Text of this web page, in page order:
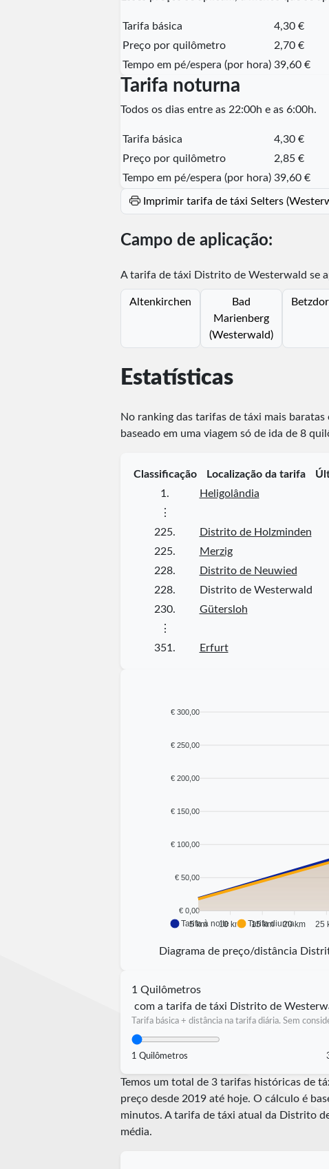
Tarifa básica
4,30 €
Preço por quilômetro
2,70 €
Tempo em pé/espera (por hora) 39,60 €
Tarifa noturna
Todos os dias entre as 22:00h e as 6:00h.
Tarifa básica
4,30 €
Preço por quilômetro
2,85 €
Tempo em pé/espera (por hora) 39,60 €
Imprimir tarifa de táxi Selters
Campo de aplicação:
A tarifa de táxi Distrito de Westerwald se
Altenkirchen
Bad
Marienberg
(Westerwald)
Estatísticas
No ranking das tarifas de táxi mais
baseado em uma viagem só de ida de 8
Classificação Localização da tarifa
1.
Heligolândia
⋮
225.
Distrito de Holzminden
225.
Merzig
228.
Distrito de Neuwied
228.
Distrito de Westerwald
230.
Gütersloh
⋮
351.
Erfurt
€ 300,00
€ 250,00
€ 200,00
€ 150,00
€ 100,00
€ 50,00
€ 0,00
5 km 10 km 15 km 20 km 25
Tarifa à noite Tarifa diurna
Diagrama de preço/distância
1 Quilômetros
com a tarifa de táxi Distrito de
Tarifa básica + distância na tarifa diária. Sem
1 Quilômetros
Temos um total de 3 tarifas históricas de
preço desde 2019 até hoje. O cálculo é
minutos. A tarifa de táxi atual da Distrito
média.